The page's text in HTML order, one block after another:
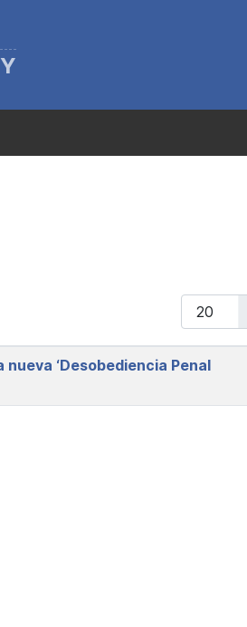
Display #
‘Desobediencia Penal